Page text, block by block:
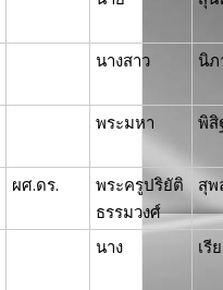
นางสาว นิภ
พระมหา พิสิ
ผศ.ดร.
พระครูปริยัติ
ธรรมวงศ์
สุพ
นาง เรี